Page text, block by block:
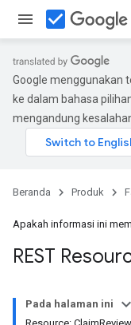
check_box
Google menggunakan
ke dalam bahasa
mengandung
Beranda Produk
Apakah informasi ini
REST
Pada halaman ini